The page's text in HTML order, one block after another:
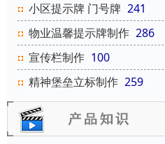
小区提示牌 门号牌 241
物业温馨提示牌制作 286
宣传栏制作 100
精神堡垒立标制作 259